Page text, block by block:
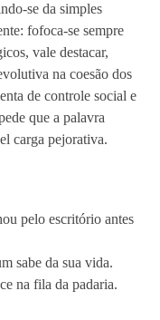
se da simples
fofoca-se sempre
vale destacar,
na coesão dos
de controle social e
que a palavra
carga pejorativa.
pelo escritório antes
sabe da sua vida.
na fila da padaria.